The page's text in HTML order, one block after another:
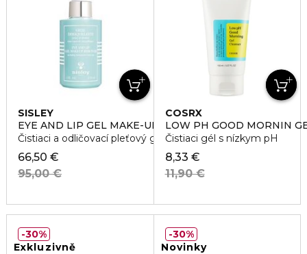
SISLEY
EYE AND LIP GEL MAKE-UP REMOVER
Čistiaci a odličovací pleťový gél
66,50 €
95,00 €
COSRX
LOW PH GOOD MORNIN
Čistiaci gél s nízkym pH
8,33 €
11,90 €
Exkluzivně
30%
Novinky
30%